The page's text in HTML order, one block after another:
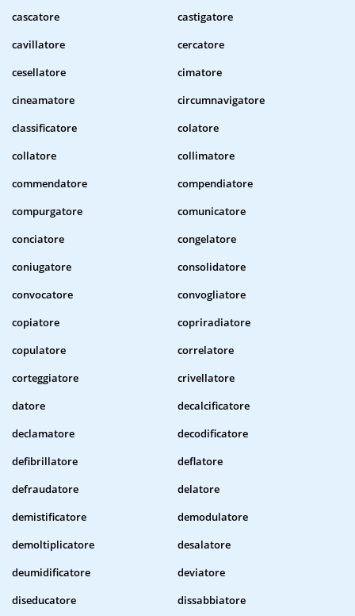
cascatore
castigatore
cavillatore
cercatore
cesellatore
cimatore
cineamatore
circumnavigatore
classificatore
colatore
collatore
collimatore
commendatore
compendiatore
compurgatore
comunicatore
conciatore
congelatore
coniugatore
consolidatore
convocatore
convogliatore
copiatore
copriradiatore
copulatore
correlatore
corteggiatore
crivellatore
datore
decalcificatore
declamatore
decodificatore
defibrillatore
deflatore
defraudatore
delatore
demistificatore
demodulatore
demoltiplicatore
desalatore
deumidificatore
deviatore
diseducatore
dissabbiatore